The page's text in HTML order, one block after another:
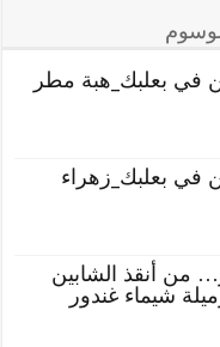
في بعلبك_هبة مطر
في بعلبك_زهراء
من أنقذ الشابين
شيماء غندور